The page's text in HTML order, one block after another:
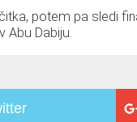
potem pa sledi
Abu Dabiju.